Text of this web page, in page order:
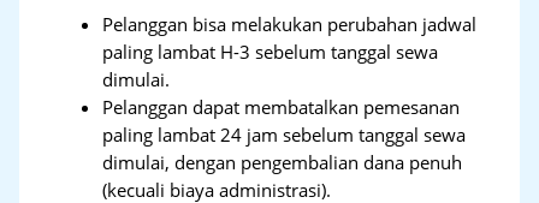
Pelanggan bisa melakukan perubahan jadwal
paling lambat H-3 sebelum tanggal sewa
dimulai.
Pelanggan dapat membatalkan pemesanan
paling lambat 24 jam sebelum tanggal sewa
dimulai, dengan pengembalian dana penuh
(kecuali biaya administrasi).